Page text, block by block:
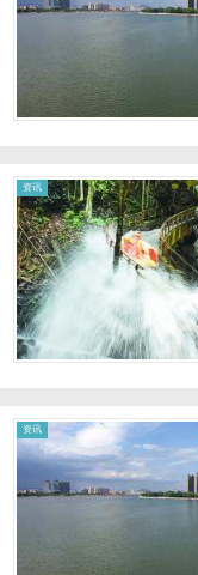
资讯
资讯